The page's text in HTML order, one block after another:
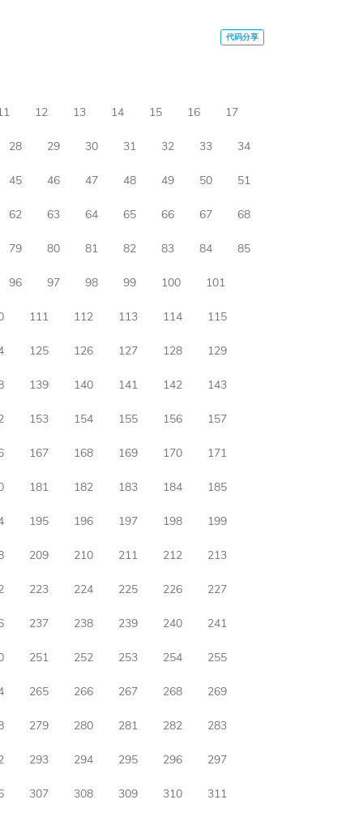
12 13 14 15 16 17
28 29 30 31 32 33 34
45 46 47 48 49 50 51
62 63 64 65 66 67 68
79 80 81 82 83 84 85
96 97 98 99 100 101
111 112 113 114 115
125 126 127 128 129
139 140 141 142 143
153 154 155 156 157
167 168 169 170 171
181 182 183 184 185
195 196 197 198 199
209 210 211 212 213
223 224 225 226 227
237 238 239 240 241
251 252 253 254 255
265 266 267 268 269
279 280 281 282 283
293 294 295 296 297
307 308 309 310 311